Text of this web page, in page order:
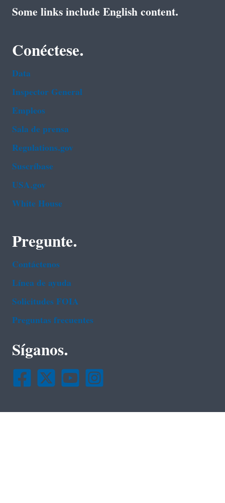
Some links include English content.
Conéctese.
Data
Inspector General
Empleos
Sala de prensa
Regulations.gov
Suscríbase
USA.gov
White House
Pregunte.
Contáctenos
Línea de ayuda
Solicitudes FOIA
Preguntas frecuentes
Síganos.